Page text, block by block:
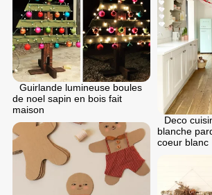
Deco
blanche
coeur blanc
Guirlande lumineuse boules
de noel sapin en bois fait
maison